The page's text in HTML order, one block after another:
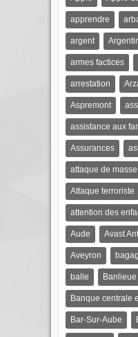
apprendre
argent
armes factices
arrestation
Aspremont
assistance aux
Assurances
attaque de masse
Attaque terroriste
attention des
Aude Avast
Aveyron
balle Banlieue
Banque centrale
Bar-Sur-Aube